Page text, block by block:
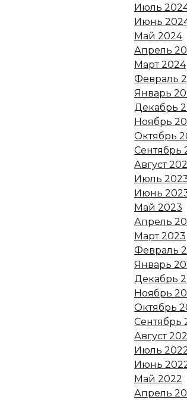
Июль
Июнь
Май 2024
Апрель
Март 2024
Февраль
Январь
Декабрь
Ноябрь
Октябрь
Сентябрь
Август
Июль
Июнь
Май 2023
Апрель
Март 2023
Февраль
Январь
Декабрь
Ноябрь
Октябрь
Сентябрь
Август
Июль
Июнь
Май 2022
Апрель